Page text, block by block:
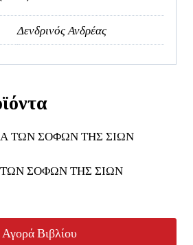
Δενδρινός Ανδρέας
ΣΟΦΩΝ ΤΗΣ ΣΙΩΝ
Αγορά Βιβλίου